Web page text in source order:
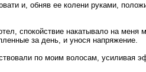
и, обняв ее колени руками,
спокойствие накатывало на
за день, и унося напряжение.
по моим волосам, усиливая